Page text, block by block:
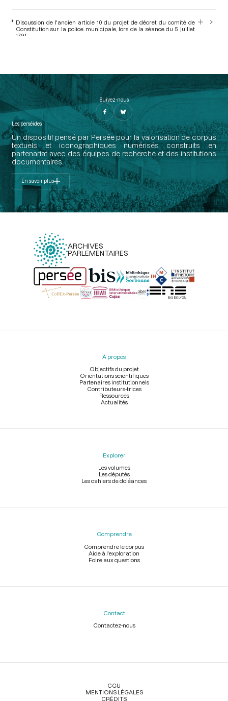
Discussion de l'ancien article 10 du projet de décret du comité de
Constitution sur la police municipale, lors de la séance du 5 juillet
1791
pour qu'il donne son avis, lors de la séance du 6 juillet 1791
Suivez-nous
Les perséides
Un dispositif pensé par Persée pour la valorisation de corpus
textuels et iconographiques numérisés construits en
partenariat avec des équipes de recherche et des institutions
documentaires.
En savoir plus
ARCHIVES
PARLEMENTAIRES
Menu
À propos
Objectifs du projet
Orientations scientifiques
Partenaires institutionnels
Contributeurs-trices
Ressources
Actualités
Explorer
Les volumes
Les députés
Les cahiers de doléances
Comprendre
Comprendre le corpus
Aide à l'exploration
Foire aux questions
Contact
Contactez-nous
Légal
CGU
MENTIONS LÉGALES
CRÉDITS